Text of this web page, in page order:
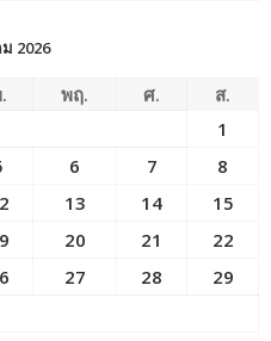
2026
พฤ. ศ.
ส.
1
6 7
8
13 14
15
20 21
22
27 28
29